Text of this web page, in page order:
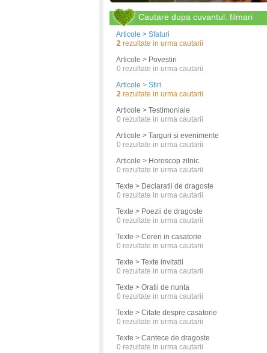
Cautare dupa cuvantul: filmari
Articole > Sfaturi
2 rezultate in urma cautarii
Articole > Povestiri
0 rezultate in urma cautarii
Articole > Stiri
2 rezultate in urma cautarii
Articole > Testimoniale
0 rezultate in urma cautarii
Articole > Targuri si evenimente
0 rezultate in urma cautarii
Articole > Horoscop zilnic
0 rezultate in urma cautarii
Texte > Declaratii de dragoste
0 rezultate in urma cautarii
Texte > Poezii de dragoste
0 rezultate in urma cautarii
Texte > Cereri in casatorie
0 rezultate in urma cautarii
Texte > Texte invitatii
0 rezultate in urma cautarii
Texte > Oratii de nunta
0 rezultate in urma cautarii
Texte > Citate despre casatorie
0 rezultate in urma cautarii
Texte > Cantece de dragoste
0 rezultate in urma cautarii